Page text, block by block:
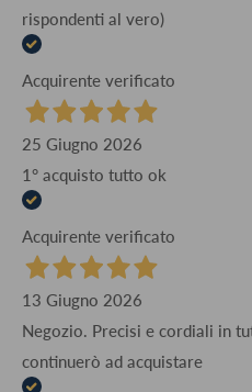
rispondenti al vero)
Acquirente verificato
25 Giugno 2026
1° acquisto tutto ok
Acquirente verificato
13 Giugno 2026
Negozio. Precisi e cordiali in
continuerò ad acquistare